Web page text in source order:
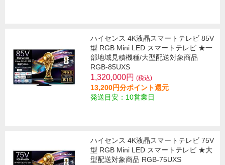
ハイセンス 4K液晶スマートテレビ 85V
型 RGB Mini LED スマートテレビ ★一
部地域見積機種/大型配送対象商品
RGB-85UXS
1,320,000円 (税込)
13,200円分ポイント還元
発送目安：10営業日
ハイセンス 4K液晶スマートテレビ 75V
型 RGB Mini LED スマートテレビ ★大
型配送対象商品 RGB-75UXS